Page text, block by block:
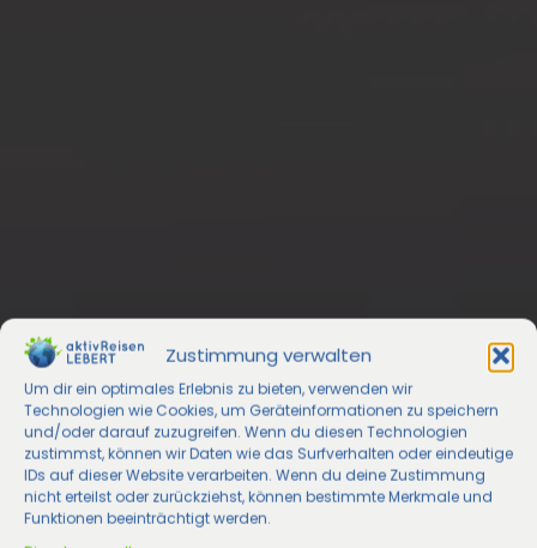
Zustimmung verwalten
Um dir ein optimales Erlebnis zu bieten, verwenden wir
Technologien wie Cookies, um Geräteinformationen zu speichern
und/oder darauf zuzugreifen. Wenn du diesen Technologien
zustimmst, können wir Daten wie das Surfverhalten oder eindeutige
IDs auf dieser Website verarbeiten. Wenn du deine Zustimmung
nicht erteilst oder zurückziehst, können bestimmte Merkmale und
Funktionen beeinträchtigt werden.